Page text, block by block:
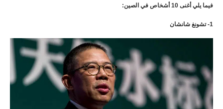
فيما يلي أغنى 10 أشخاص في الصين:
1- تشونغ شانشان